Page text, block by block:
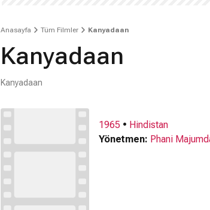
Anasayfa Tüm Filmler Kanyadaan
Kanyadaan
Kanyadaan
1965 • Hindistan
Yönetmen: Phani